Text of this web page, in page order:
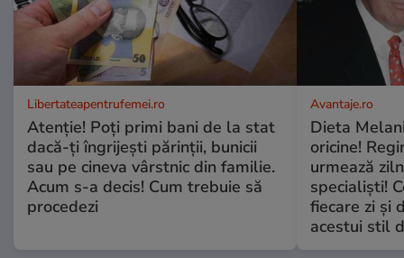
Libertateapentrufemei.ro
Atenție! Poți primi bani de la stat
dacă-ți îngrijești părinții, bunicii
sau pe cineva vârstnic din familie.
Acum s-a decis! Cum trebuie să
procedezi
Avantaje.ro
Dieta
oricine!
urmează
specialiști!
fiecare zi și
acestui stil